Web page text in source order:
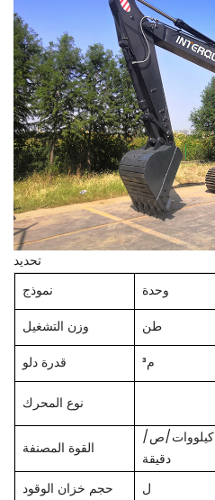
تحديد
نموذج
وحدة
وزن التشغيل
طن
قدرة دلو
م³
نوع المحرك
القوة المصنفة
كيلووات/ص/
دقيقة
حجم خزان الوقود
ل